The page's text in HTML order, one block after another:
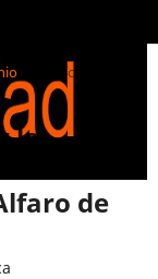
Artículos
la
de